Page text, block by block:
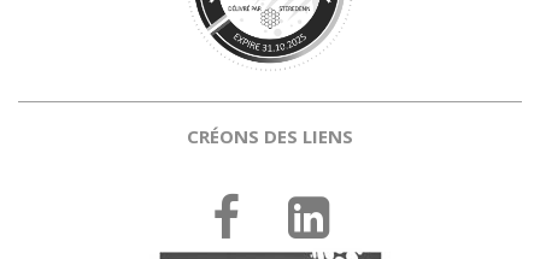
CRÉONS DES LIENS